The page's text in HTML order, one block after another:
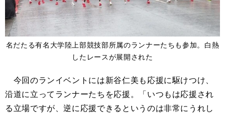
名だたる有名大学陸上部競技部所属のランナーたちも参加。白熱
したレースが展開された
今回のランイベントには新谷仁美も応援に駆けつけ、
沿道に立ってランナーたちを応援。「いつもは応援され
る立場ですが、逆に応援できるというのは非常にうれし